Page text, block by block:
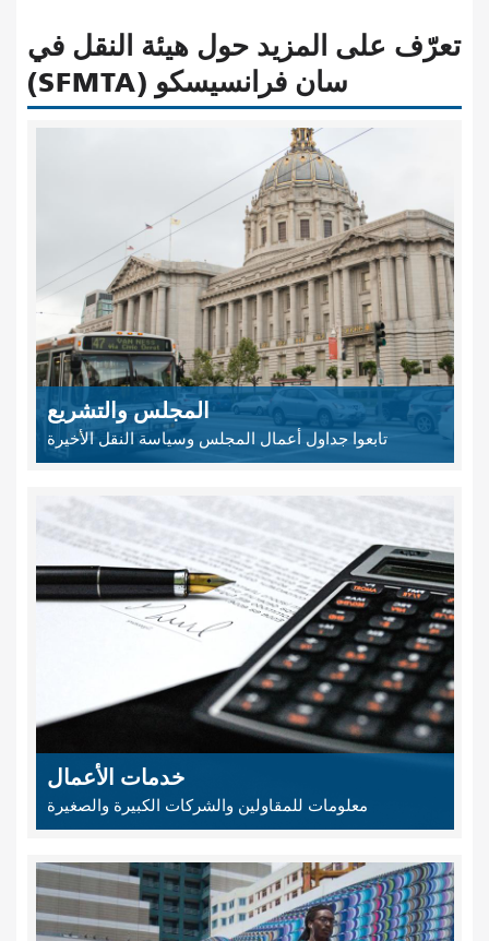
تعرّف على المزيد حول هيئة النقل في
سان فرانسيسكو (SFMTA)
المجلس والتشريع
تابعوا جداول أعمال المجلس وسياسة النقل الأخيرة
خدمات الأعمال
معلومات للمقاولين والشركات الكبيرة والصغيرة